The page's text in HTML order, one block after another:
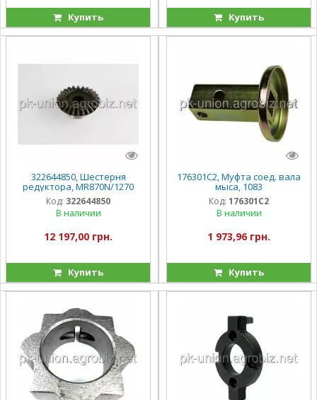
Купить Купить
322644850, Шестерня
редуктора, MR870N/1270
Код: 322644850
В наличии
12 197,00 грн.
Купить
176301C2, Муфта соед. вала
мыса, 1083
Код: 176301C2
В наличии
1 973,96 грн.
Купить